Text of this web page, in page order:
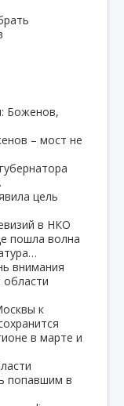
Боженов,
цель
пошла волна
внимания
области
в марте и
попавшим в